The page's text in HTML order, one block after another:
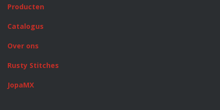
Producten
Catalogus
Over ons
Rusty Stitches
JopaMX